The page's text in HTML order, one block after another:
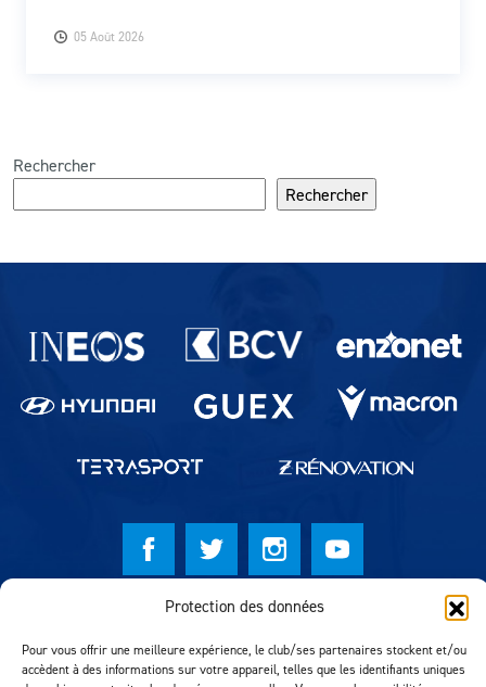
Protection des données
Pour vous offrir une meilleure expérience, le club/ses partenaires stockent et/ou
accèdent à des informations sur votre appareil, telles que les identifiants uniques
05 Août 2026
Rechercher
Rechercher
Partenaires du lausanne-Sport
© Lausanne Sport Football Club 2026
Réalisation MTM Agency